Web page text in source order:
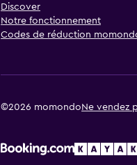
Discover
Notre fonctionnement
Codes de réduction
©2026 momondoNe vendez